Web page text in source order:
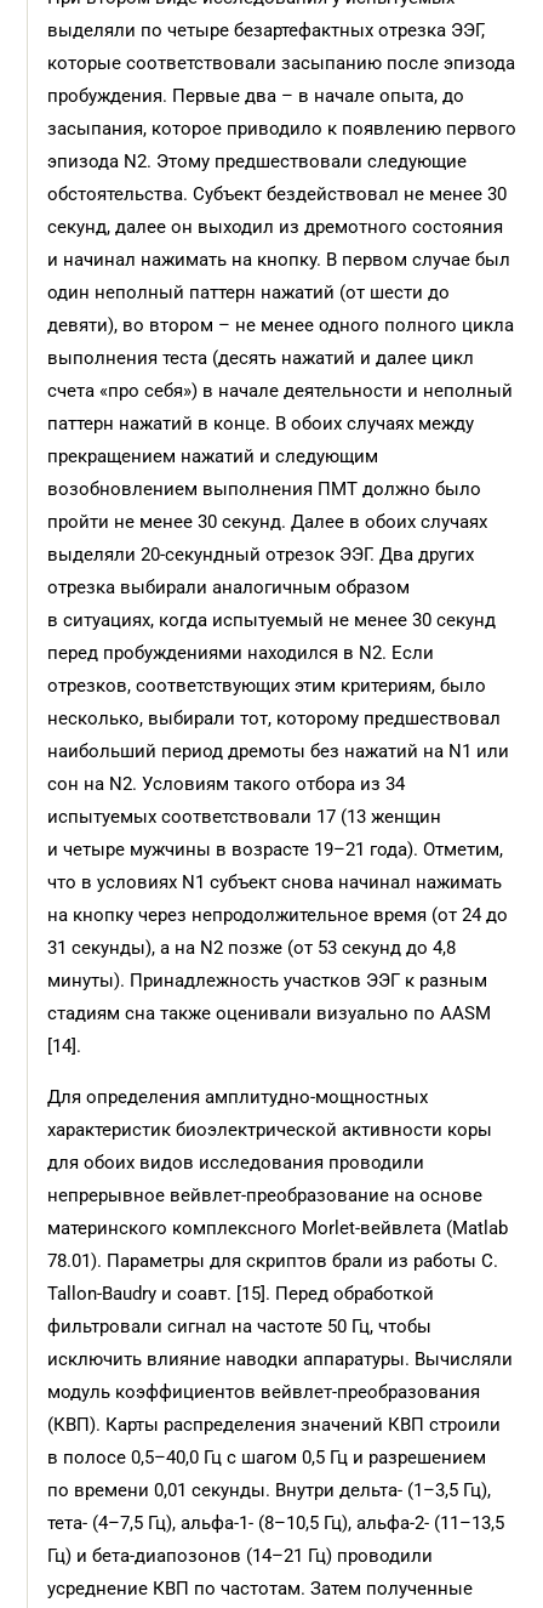
выделяли по четыре безартефактных отрезка ЭЭГ,
которые соответствовали засыпанию после эпизода
пробуждения. Первые два – в начале опыта, до
засыпания, которое приводило к появлению первого
эпизода N2. Этому предшествовали следующие
обстоятельства. Субъект бездействовал не менее 30
секунд, далее он выходил из дремотного состояния
и начинал нажимать на кнопку. В первом случае был
один неполный паттерн нажатий (от шести до
девяти), во втором – не менее одного полного цикла
выполнения теста (десять нажатий и далее цикл
счета «про себя») в начале деятельности и неполный
паттерн нажатий в конце. В обоих случаях между
прекращением нажатий и следующим
возобновлением выполнения ПМТ должно было
пройти не менее 30 секунд. Далее в обоих случаях
выделяли 20-секундный отрезок ЭЭГ. Два других
отрезка выбирали аналогичным образом
в ситуациях, когда испытуемый не менее 30 cекунд
перед пробуждениями находился в N2. Если
отрезков, соответствующих этим критериям, было
несколько, выбирали тот, которому предшествовал
наибольший период дремоты без нажатий на N1 или
сон на N2. Условиям такого отбора из 34
испытуемых соответствовали 17 (13 женщин
и четыре мужчины в возрасте 19–21 года). Отметим,
что в условиях N1 субъект снова начинал нажимать
на кнопку через непродолжительное время (от 24 до
31 секунды), а на N2 позже (от 53 секунд до 4,8
минуты). Принадлежность участков ЭЭГ к разным
стадиям сна также оценивали визуально по AASM
[14].
Для определения амплитудно-мощностных
характеристик биоэлектрической активности коры
для обоих видов исследования проводили
непрерывное вейвлет-преобразование на основе
материнского комплексного Morlet-вейвлета (Matlab
78.01). Параметры для скриптов брали из работы C.
Tallon-Baudry и соавт. [15]. Перед обработкой
фильтровали сигнал на частоте 50 Гц, чтобы
исключить влияние наводки аппаратуры. Вычисляли
модуль коэффициентов вейвлет-преобразования
(КВП). Карты распределения значений КВП строили
в полосе 0,5–40,0 Гц с шагом 0,5 Гц и разрешением
по времени 0,01 секунды. Внутри дельта- (1–3,5 Гц),
тета- (4–7,5 Гц), альфа-1- (8–10,5 Гц), альфа-2- (11–13,5
Гц) и бета-диапозонов (14–21 Гц) проводили
усреднение КВП по частотам. Затем полученные